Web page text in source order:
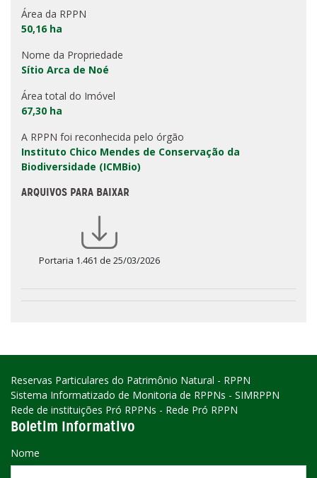
Área da RPPN
50,16 ha
Nome da Propriedade
Sítio Arca de Noé
Área total do Imóvel
67,30 ha
A RPPN foi reconhecida pelo órgão
Instituto Chico Mendes de Conservação da
Biodiversidade (ICMBio)
ARQUIVOS PARA BAIXAR
Portaria 1.461 de 25/03/2026
Reservas Particulares do Patrimônio Natural - RPPN
Sistema Informatizado de Monitoria de RPPNs - SIMRPPN
Rede de instituições Pró RPPNs - Rede Pró RPPN
Boletim Informativo
Nome